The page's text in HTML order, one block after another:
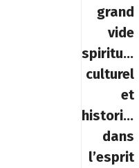
grand
vide
spirituel,
culturel
et
historique
dans
l’esprit